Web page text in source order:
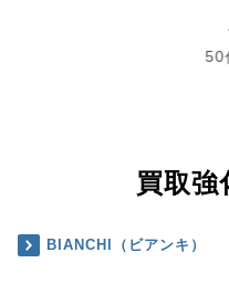
50
買取強
BIANCHI（ビアンキ）